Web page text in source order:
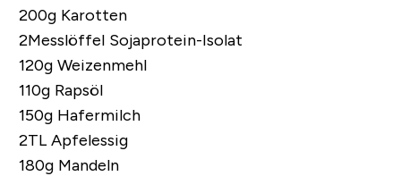
200g Karotten
2Messlöffel Sojaprotein-Isolat
120g Weizenmehl
110g Rapsöl
150g Hafermilch
2TL Apfelessig
180g Mandeln